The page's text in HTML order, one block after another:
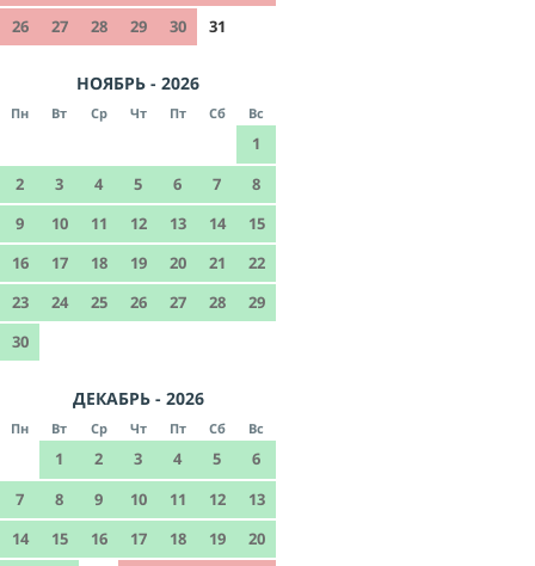
26
27 28 29 30 31
НОЯБРЬ - 2026
Пн Вт Ср Чт Пт Сб Вс
1
2
3 4 5 6 7
8
9
10 11 12 13 14
15
16
17 18 19 20 21
22
23
24 25 26 27 28
29
30
ДЕКАБРЬ - 2026
Пн Вт Ср Чт Пт Сб Вс
1 2 3 4 5
6
7
8 9 10 11 12
13
14
15 16 17 18 19
20